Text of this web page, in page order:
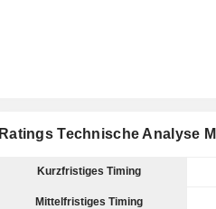
Ratings Technische Analyse
Kurzfristiges Timing
Mittelfristiges Timing